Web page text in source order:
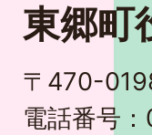
東郷町
〒470-
電話番号